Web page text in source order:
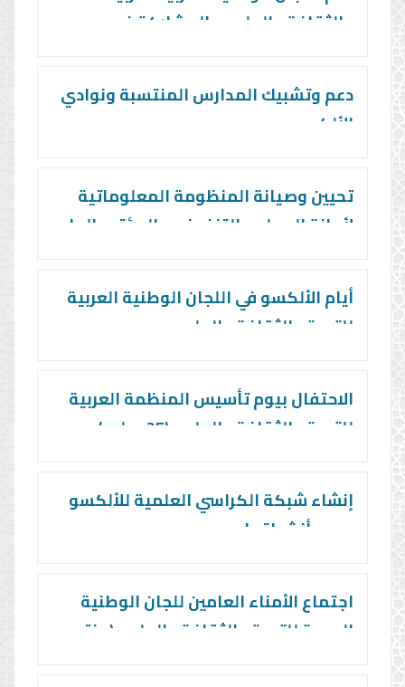
والثقافة والعلوم والمشاركة في
الأزمات والكوارث الطبيعية
دعم وتشبيك المدارس المنتسبة ونوادي
الألكسو
تحيين وصيانة المنظومة المعلوماتية
لأمانة المجلس التنفيذي والمؤتمر العام
أيام الألكسو في اللجان الوطنية العربية
للتربية والثقافة والعلوم
الاحتفال بيوم تأسيس المنظمة العربية
للتربية والثقافة والعلوم (25 يوليو)
للتربية والثقافة والعلوم
إنشاء شبكة الكراسي العلمية للألكسو
ودعم أنشطتها
اجتماع الأمناء العامين للجان الوطنية
العربية للتربية والثقافة والعلوم (منتدى